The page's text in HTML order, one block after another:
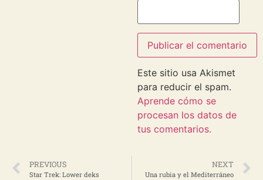
Este sitio usa Akismet
para reducir el spam.
Aprende cómo se
procesan los datos de
tus comentarios.
PREVIOUS
Star Trek: Lower deks
NEXT
Una rubia y el Mediterráneo